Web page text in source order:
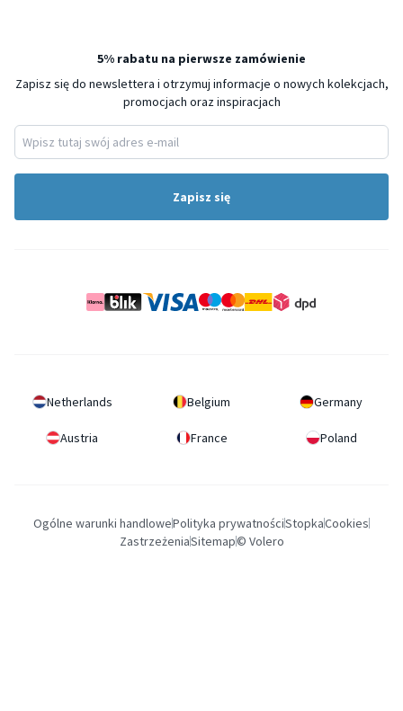
5% rabatu na pierwsze zamówienie
Zapisz się do newslettera i otrzymuj informacje o nowych kolekcjach,
promocjach oraz inspiracjach
Zapisz się
Netherlands Belgium Germany
Austria France Poland
Ogólne warunki handlowePolityka prywatnościStopkaCookies
ZastrzeżeniaSitemap© Volero